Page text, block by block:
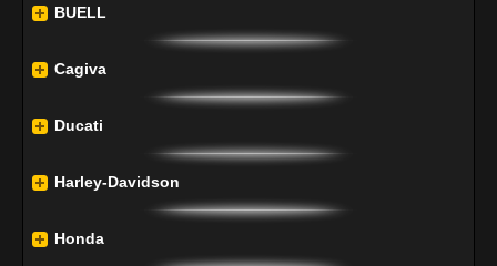
BUELL
Cagiva
Ducati
Harley-Davidson
Honda